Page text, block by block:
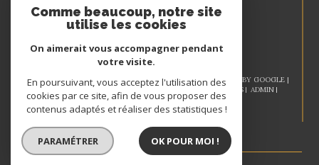
© 2026 | TOUS DROITS RÉSERVÉS | TRADUCTION POWERED BY GOOGLE |
NOS HONORAIRES
PLAN DU SITE MENTIONS LÉGALES
ADMIN
NOS LIENS
POLITIQUE RGPD COOKIES
Comme beaucoup, notre site
utilise les cookies
On aimerait vous accompagner pendant
votre visite.
En poursuivant, vous acceptez l'utilisation des
cookies par ce site, afin de vous proposer des
contenus adaptés et réaliser des statistiques !
PARAMÉTRER OK POUR MOI !